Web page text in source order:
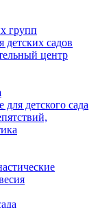
групп
детских садов
центр
детского сада